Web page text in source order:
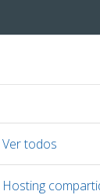
Ver todos
Hosting